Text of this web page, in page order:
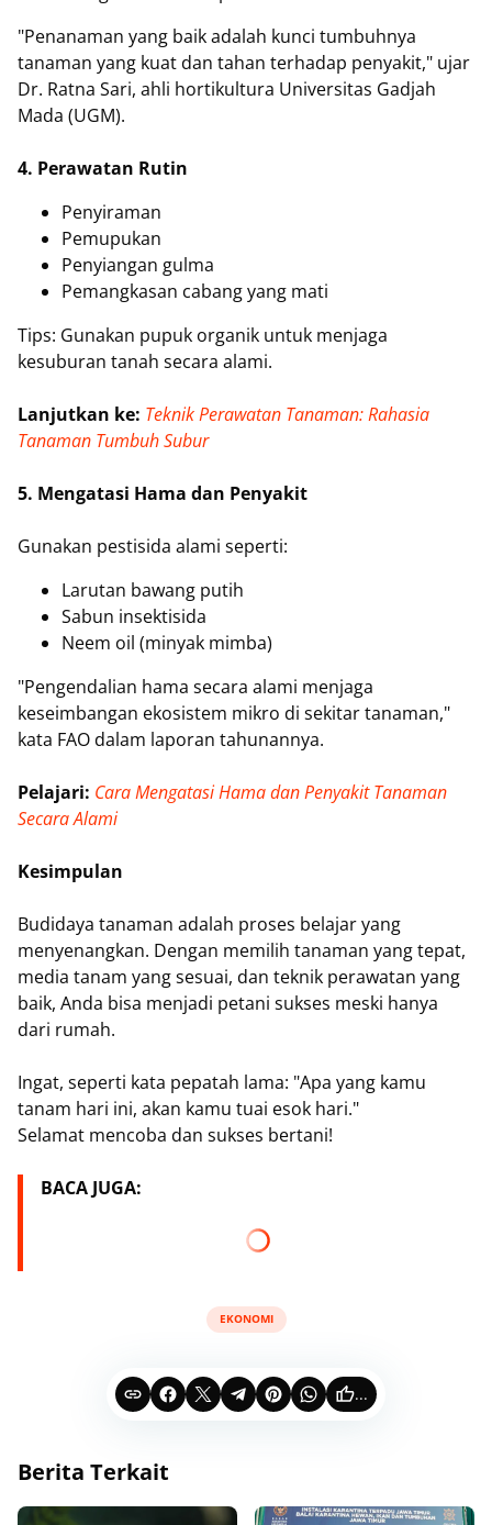
"Penanaman yang baik adalah kunci tumbuhnya
tanaman yang kuat dan tahan terhadap penyakit," ujar
Dr. Ratna Sari, ahli hortikultura Universitas Gadjah
Mada (UGM).
4. Perawatan Rutin
Penyiraman
Pemupukan
Penyiangan gulma
Pemangkasan cabang yang mati
Tips: Gunakan pupuk organik untuk menjaga
kesuburan tanah secara alami.
Lanjutkan ke: Teknik Perawatan Tanaman: Rahasia
Tanaman Tumbuh Subur
5. Mengatasi Hama dan Penyakit
Gunakan pestisida alami seperti:
Larutan bawang putih
Sabun insektisida
Neem oil (minyak mimba)
"Pengendalian hama secara alami menjaga
keseimbangan ekosistem mikro di sekitar tanaman,"
kata FAO dalam laporan tahunannya.
Pelajari: Cara Mengatasi Hama dan Penyakit Tanaman
Secara Alami
Kesimpulan
Budidaya tanaman adalah proses belajar yang
menyenangkan. Dengan memilih tanaman yang tepat,
media tanam yang sesuai, dan teknik perawatan yang
baik, Anda bisa menjadi petani sukses meski hanya
dari rumah.
Ingat, seperti kata pepatah lama: "Apa yang kamu
tanam hari ini, akan kamu tuai esok hari."
Selamat mencoba dan sukses bertani!
BACA JUGA:
EKONOMI
...
Berita Terkait